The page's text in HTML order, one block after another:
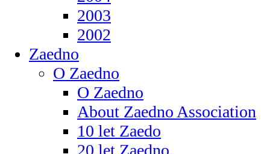
2003
2002
Zaedno
O Zaedno
O Zaedno
About Zaedno Association
10 let Zaedo